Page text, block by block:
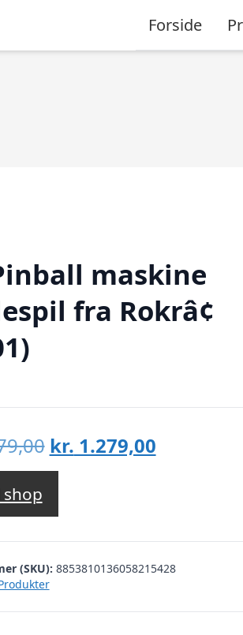
Forside
maskine
fra Rokrâ¢
Den
oprindelige
var:
kr. 1.879,00.
kr. 1.279,00Den
kr.
shop
(SKU): 8853810136058215428